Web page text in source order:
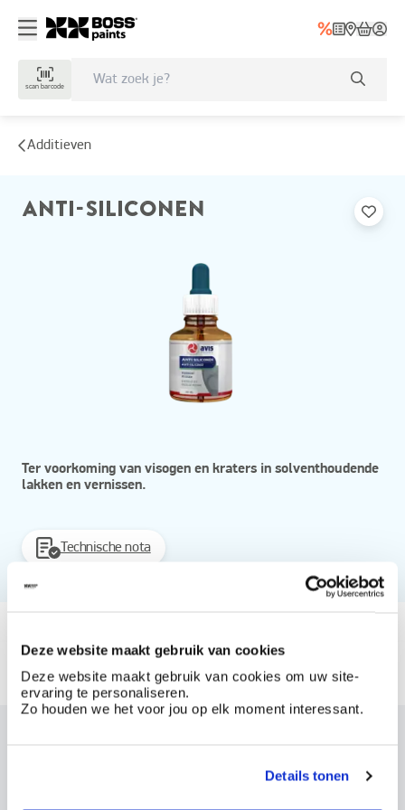
Deze website maakt gebruik van cookies
Deze website maakt gebruik van cookies om uw site-
ervaring te personaliseren.
Zo houden we het voor jou op elk moment interessant.
Details tonen
scan barcode
Additieven
ANTI-SILICONEN
Ter voorkoming van visogen en kraters in solventhoudende
lakken en vernissen.
Technische nota
Beschikbaar in
30 ml 150 ml
Maak een account aan bij BOSS paints